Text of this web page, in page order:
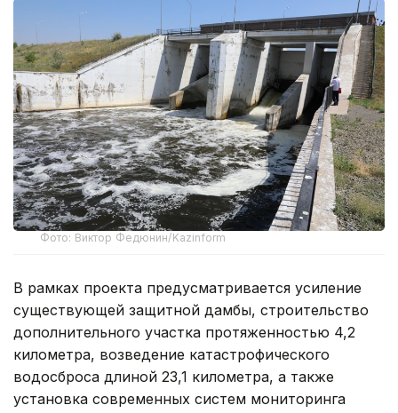
Фото: Виктор Федюнин/Kazinform
В рамках проекта предусматривается усиление
существующей защитной дамбы, строительство
дополнительного участка протяженностью 4,2
километра, возведение катастрофического
водосброса длиной 23,1 километра, а также
установка современных систем мониторинга